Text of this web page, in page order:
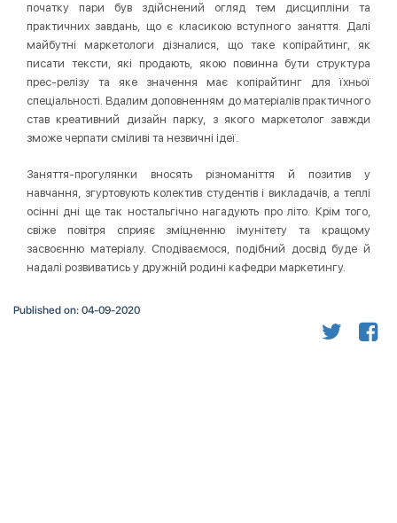
початку пари був здійснений огляд тем дисципліни та
практичних завдань, що є класикою вступного заняття. Далі
майбутні маркетологи дізналися, що таке копірайтинг, як
писати тексти, які продають, якою повинна бути структура
прес-релізу та яке значення має копірайтинг для їхньої
спеціальності. Вдалим доповненням до матеріалів практичного
став креативний дизайн парку, з якого маркетолог завжди
зможе черпати сміливі та незвичні ідеї.
Заняття-прогулянки вносять різноманіття й позитив у
навчання, згуртовують колектив студентів і викладачів, а теплі
осінні дні ще так ностальгічно нагадують про літо. Крім того,
свіже повітря сприяє зміцненню імунітету та кращому
засвоєнню матеріалу. Сподіваємося, подібний досвід буде й
надалі розвиватись у дружній родині кафедри маркетингу.
Published on: 04-09-2020